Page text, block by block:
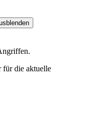
für die aktuelle